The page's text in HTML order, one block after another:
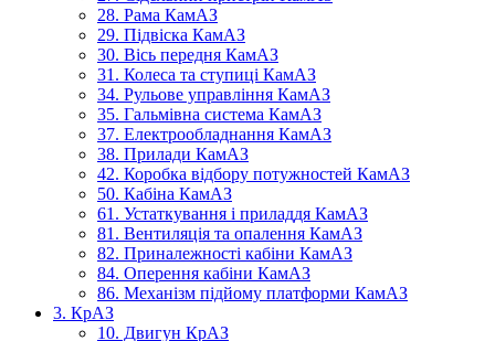
28. Рама КамАЗ
29. Підвіска КамАЗ
30. Вісь передня КамАЗ
31. Колеса та ступиці КамАЗ
34. Рульове управління КамАЗ
35. Гальмівна система КамАЗ
37. Електрообладнання КамАЗ
38. Прилади КамАЗ
42. Коробка відбору потужностей КамАЗ
50. Кабіна КамАЗ
61. Устаткування і приладдя КамАЗ
81. Вентиляція та опалення КамАЗ
82. Приналежності кабіни КамАЗ
84. Оперення кабіни КамАЗ
86. Механізм підйому платформи КамАЗ
3. КрАЗ
10. Двигун КрАЗ